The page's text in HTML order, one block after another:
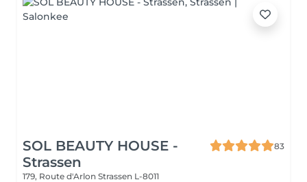
SOL BEAUTY HOUSE -
Strassen
83
179, Route d'Arlon Strassen L-8011